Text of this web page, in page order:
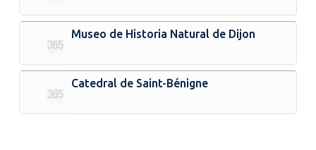
Museo de Historia Natural de Dijon
Catedral de Saint-Bénigne